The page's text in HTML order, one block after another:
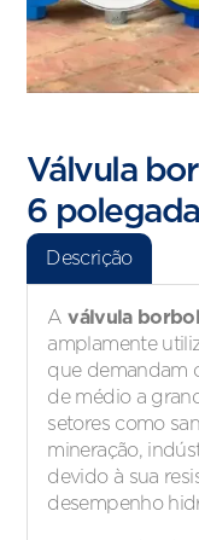
Válvula
6
Descrição
Aválvula
amplamente
que demandam
de médio a
setores como
mineração,
devido à sua
desempenho